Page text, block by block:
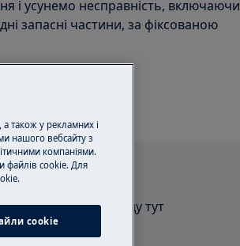
і усунемо несправність, включаючи
запасні частини, за фіксованою
інструкції
для приладу тут
а також у рекламних і
нашого вебсайту з
компаніями.
файлів cookie. Для
сookie